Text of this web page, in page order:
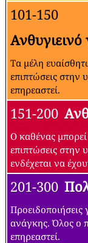
101-150
Ανθυγιεινό
Τα μέλη
επιπτώσεις στην
επηρεαστεί.
151-200
Ο καθένας μπορεί
επιπτώσεις στην
ενδέχεται να
201-300
Προειδοποιήσεις
ανάγκης. Όλος ο
επηρεαστεί.